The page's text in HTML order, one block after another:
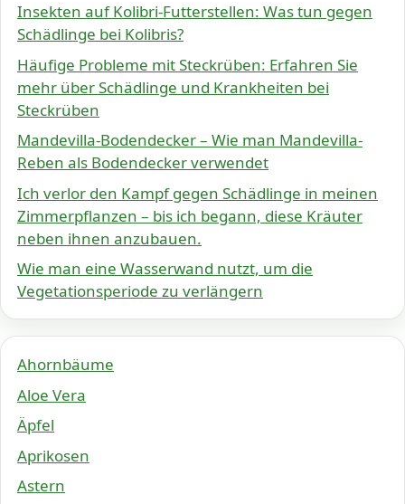
Insekten auf Kolibri-Futterstellen: Was tun gegen
Schädlinge bei Kolibris?
Häufige Probleme mit Steckrüben: Erfahren Sie
mehr über Schädlinge und Krankheiten bei
Steckrüben
Mandevilla-Bodendecker – Wie man Mandevilla-
Reben als Bodendecker verwendet
Ich verlor den Kampf gegen Schädlinge in meinen
Zimmerpflanzen – bis ich begann, diese Kräuter
neben ihnen anzubauen.
Wie man eine Wasserwand nutzt, um die
Vegetationsperiode zu verlängern
Ahornbäume
Aloe Vera
Äpfel
Aprikosen
Astern